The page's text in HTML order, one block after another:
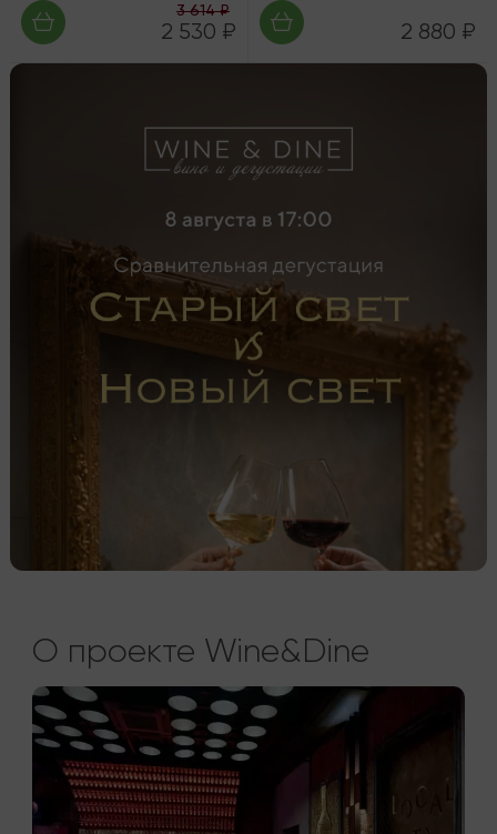
3 614 ₽
2 530 ₽ 2 880 ₽
О проекте Wine&Dine